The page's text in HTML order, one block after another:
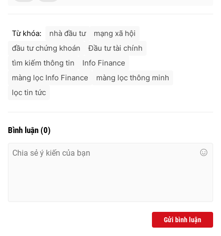
Từ khóa: nhà đầu tư
mạng xã hội
đầu tư chứng khoán
Đầu tư tài chính
tìm kiếm thông tin
Info Finance
màng lọc Info Finance
màng lọc thông minh
lọc tin tức
Bình luận (0)
Gửi bình luận